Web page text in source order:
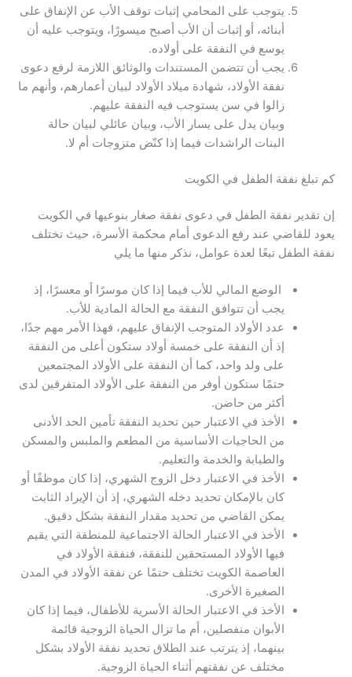
يتوجب على المحامي إثبات توقف الأب عن الإنفاق على
أبنائه، أو إثبات أن الأب أصبح ميسورًا، ويتوجب عليه أن
يوسع في النفقة على أولاده.
يجب أن تتضمن المستندات والوثائق اللازمة لرفع دعوى
نفقة الأولاد، شهادة ميلاد الأولاد لبيان أعمارهم، وأنهم ما
زالوا في سن يستوجب فيه النفقة عليهم.
وبيان يدل على يسار الأب، وبيان عائلي لبيان حالة
البنات الراشدات فيما إذا كنّض متزوجات أم لا.
كم تبلغ نفقة الطفل في الكويت
إن تقدير نفقة الطفل في دعوى نفقة صغار بنوعيها في الكويت
يعود للقاضي عند رفع الدعوى أمام محكمة الأسرة، حيث تختلف
نفقة الطفل تبعًا لعدة عوامل، نذكر منها ما يلي
الوضع المالي للأب فيما إذا كان موسرًا أو معسرًا، إذ
يجب أن تتوافق النفقة مع الحالة المادية للأب.
عدد الأولاد المتوجب الإنفاق عليهم، فهذا الأمر مهم جدًا،
إذ أن النفقة على خمسة أولاد ستكون أعلى من النفقة
على ولد واحد، كما أن النفقة على الأولاد المجتمعين
حتمًا ستكون أوفر من النفقة على الأولاد المتفرقين لدى
أكثر من حاضن.
الأخذ في الاعتبار حين تحديد النفقة تأمين الحد الأدنى
من الحاجيات الأساسية من المطعم والملبس والمسكن
والطبابة والخدمة والتعليم.
الأخذ في الاعتبار دخل الزوج الشهري، إذا كان موظفًا أو
كان بالإمكان تحديد دخله الشهري، إذ أن الإيراد الثابت
يمكن القاضي من تحديد مقدار النفقة بشكل دقيق.
الأخذ في الاعتبار الحالة الاجتماعية للمنطقة التي يقيم
فيها الأولاد المستحقين للنفقة، فنفقة الأولاد في
العاصمة الكويت تختلف حتمًا عن نفقة الأولاد في المدن
الصغيرة الأخرى.
الأخذ في الاعتبار الحالة الأسرية للأطفال، فيما إذا كان
الأبوان منفصلين، أم ما تزال الحياة الزوجية قائمة
بينهما، إذ يترتب عند الطلاق تحديد نفقة الأولاد بشكل
مختلف عن نفقتهم أثناء الحياة الزوجية.